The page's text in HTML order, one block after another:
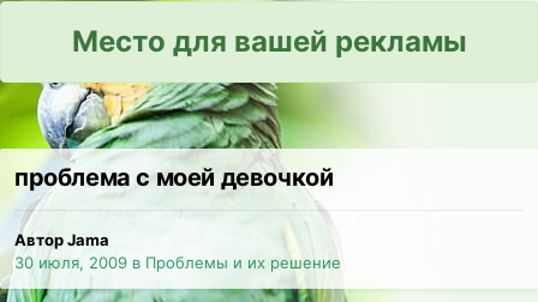
Место для вашей рекламы
проблема с моей девочкой
Автор Jama
30 июля, 2009 в Проблемы и их решение